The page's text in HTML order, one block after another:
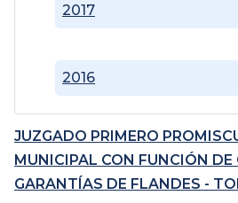
2016
2017
JUZGADO PRIMERO
MUNICIPAL CON FUNCIÓN DE
GARANTÍAS DE FLANDES -